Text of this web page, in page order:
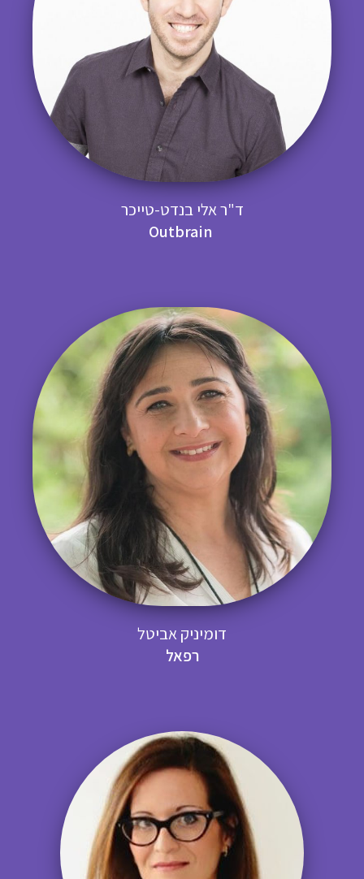
ד"ר אלי בנדט-טייכר
דומיניק אביטל
רפאל